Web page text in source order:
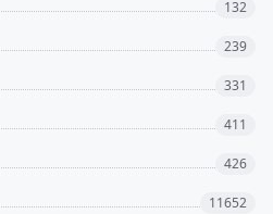
132
239
331
411
426
11652